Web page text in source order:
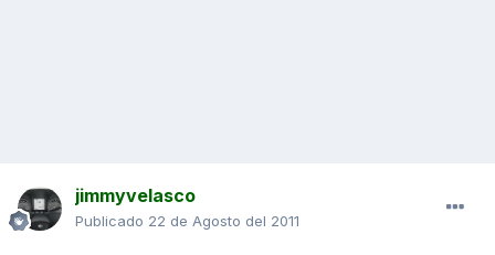
jimmyvelasco
Publicado 22 de Agosto del 2011